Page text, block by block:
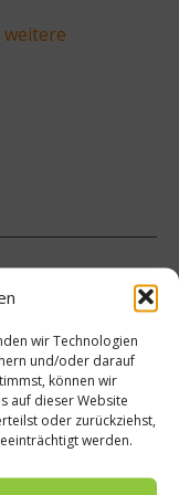
wir Technologien
und/oder darauf
können wir
auf dieser Website
oder zurückziehst,
werden.
weitere